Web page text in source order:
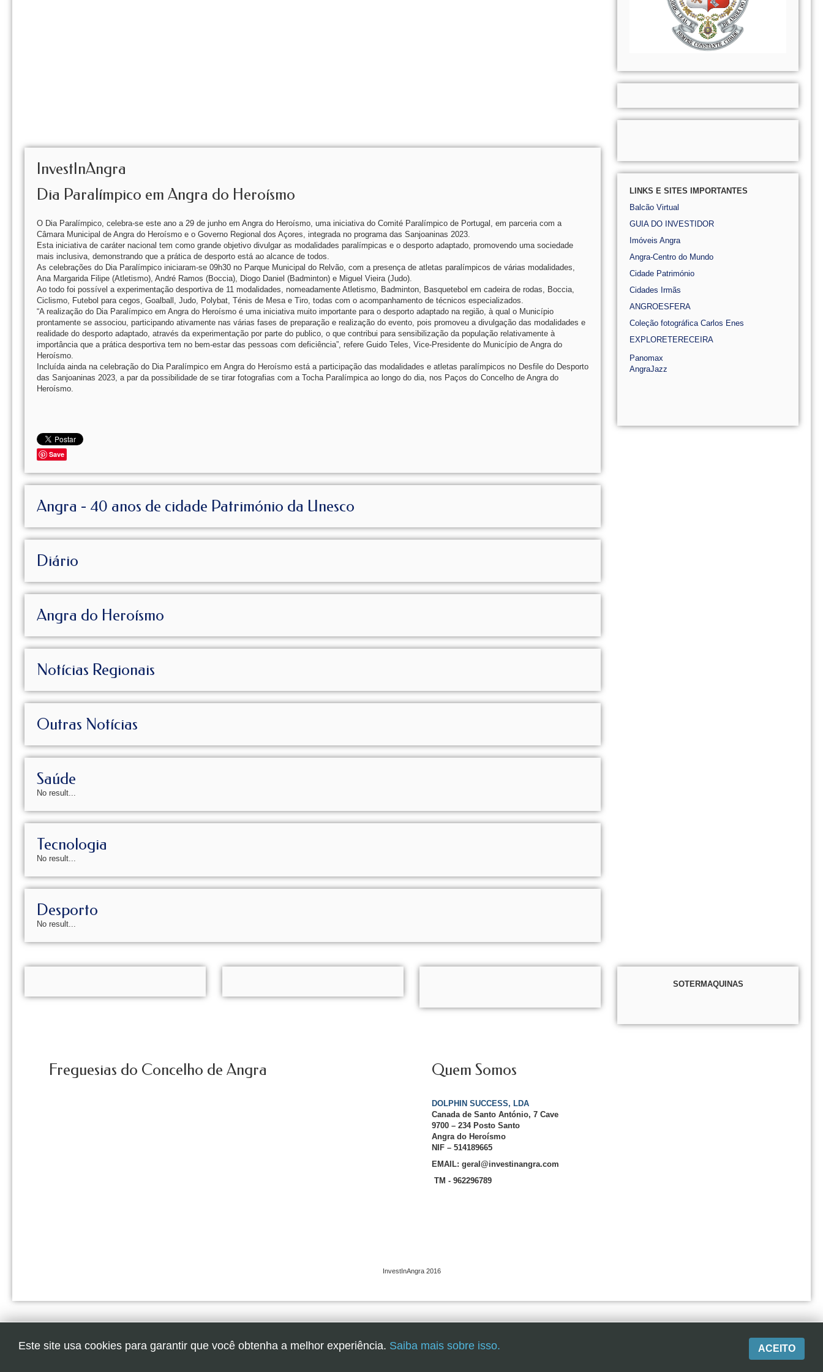
InvestInAngra
Dia Paralímpico em Angra do Heroísmo
O Dia Paralímpico, celebra-se este ano a 29 de junho em Angra do Heroísmo, uma iniciativa do Comité Paralímpico de Portugal, em parceria com a
Câmara Municipal de Angra do Heroísmo e o Governo Regional dos Açores, integrada no programa das Sanjoaninas 2023.
Esta iniciativa de caráter nacional tem como grande objetivo divulgar as modalidades paralímpicas e o desporto adaptado, promovendo uma sociedade
mais inclusiva, demonstrando que a prática de desporto está ao alcance de todos.
As celebrações do Dia Paralímpico iniciaram-se 09h30 no Parque Municipal do Relvão, com a presença de atletas paralímpicos de várias modalidades,
Ana Margarida Filipe (Atletismo), André Ramos (Boccia), Diogo Daniel (Badminton) e Miguel Vieira (Judo).
Ao todo foi possível a experimentação desportiva de 11 modalidades, nomeadamente Atletismo, Badminton, Basquetebol em cadeira de rodas, Boccia,
Ciclismo, Futebol para cegos, Goalball, Judo, Polybat, Ténis de Mesa e Tiro, todas com o acompanhamento de técnicos especializados.
“A realização do Dia Paralímpico em Angra do Heroísmo é uma iniciativa muito importante para o desporto adaptado na região, à qual o Município
prontamente se associou, participando ativamente nas várias fases de preparação e realização do evento, pois promoveu a divulgação das modalidades e
realidade do desporto adaptado, através da experimentação por parte do publico, o que contribui para sensibilização da população relativamente à
importância que a prática desportiva tem no bem-estar das pessoas com deficiência”, refere Guido Teles, Vice-Presidente do Município de Angra do
Heroísmo.
Incluída ainda na celebração do Dia Paralímpico em Angra do Heroísmo está a participação das modalidades e atletas paralímpicos no Desfile do Desporto
das Sanjoaninas 2023, a par da possibilidade de se tirar fotografias com a Tocha Paralímpica ao longo do dia, nos Paços do Concelho de Angra do
Heroísmo.
Save
Angra - 40 anos de cidade Património da Unesco
Diário
Angra do Heroísmo
Notícias Regionais
Outras Notícias
Saúde
No result...
Tecnologia
No result...
Desporto
No result...
LINKS E SITES IMPORTANTES
Balcão Virtual
GUIA DO INVESTIDOR
Imóveis Angra
Angra-Centro do Mundo
Cidade Património
Cidades Irmãs
ANGROESFERA
Coleção fotográfica Carlos Enes
EXPLORETERECEIRA
Panomax
AngraJazz
SOTERMAQUINAS
Freguesias do Concelho de Angra Quem Somos
DOLPHIN SUCCESS, LDA
Canada de Santo António, 7 Cave
9700 – 234 Posto Santo
Angra do Heroísmo
NIF – 514189665
EMAIL: geral@investinangra.com
TM - 962296789
InvestInAngra 2016
Este site usa cookies para garantir que você obtenha a melhor experiência. Saiba mais sobre isso. ACEITO